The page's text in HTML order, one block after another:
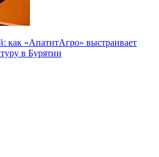
как «АпатитАгро» выстраивает
в Бурятии